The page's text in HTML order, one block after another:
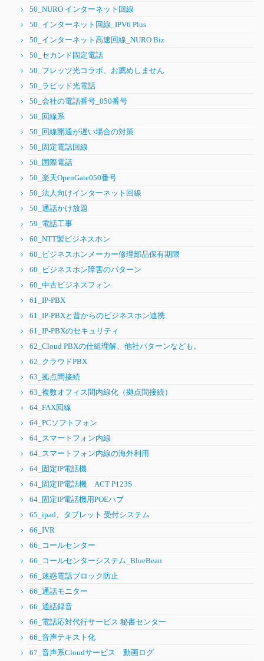
50_NURO インターネット回線
50_インターネット回線_IPV6 Plus
50_インターネット高速回線_NURO Biz
50_セカンド固定電話
50_フレッツ光コラボ、お薦めしません
50_ラピッド光電話
50_会社の電話番号_050番号
50_回線系
50_回線開通が遅い場合の対策
50_固定電話回線
50_国際電話
50_楽天OpenGate050番号
50_法人向けインターネット回線
50_通話かけ放題
59_電話工事
60_NTT製ビジネスホン
60_ビジネスホンメーカー修理部品保有期限
60_ビジネスホン障害のパターン
60_中古ビジネスフォン
61_IP-PBX
61_IP-PBXと昔からのビジネスホン連携
61_IP-PBXのセキュリティ
62_Cloud PBXの仕組理解、他社パターンなども。
62_クラウドPBX
63_拠点間接続
63_複数オフィス間内線化（拠点間接続）
64_FAX回線
64_PCソフトフォン
64_スマートフォン内線
64_スマートフォン内線の海外利用
64_固定IP電話機
64_固定IP電話機 ACT P123S
64_固定IP電話機用POEハブ
65_ipad、タブレット 受付システム
66_IVR
66_コールセンター
66_コールセンターシステム_BlueBean
66_迷惑電話ブロック防止
66_通話モニター
66_通話録音
66_電話応対代行サービス 秘書センター
66_音声テキスト化
67_音声系Cloudサービス 動画ログ